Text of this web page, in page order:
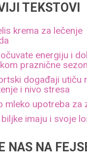
TEKSTOVI
krema za lečenje
energiju i
praznične
događaji utiču
i nivo stresa
mleko upotreba za
imaju i svoje
NAS NA